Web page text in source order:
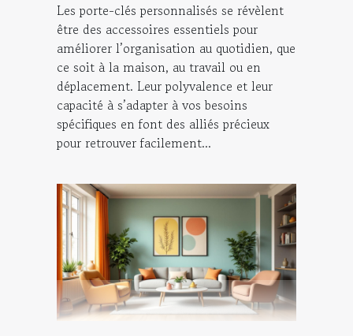
Les porte-clés personnalisés se révèlent
être des accessoires essentiels pour
améliorer l’organisation au quotidien, que
ce soit à la maison, au travail ou en
déplacement. Leur polyvalence et leur
capacité à s’adapter à vos besoins
spécifiques en font des alliés précieux
pour retrouver facilement...